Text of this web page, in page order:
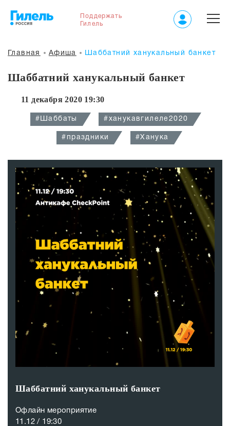
Поддержать
Гилель
Главная Афиша Шаббатний ханукальный банкет
Шаббатний ханукальный банкет
11 декабря 2020 19:30
#Шаббаты #ханукавгилеле2020
#праздники #Ханука
Шаббатний ханукальный банкет
Офлайн мероприятие
11.12 / 19:30